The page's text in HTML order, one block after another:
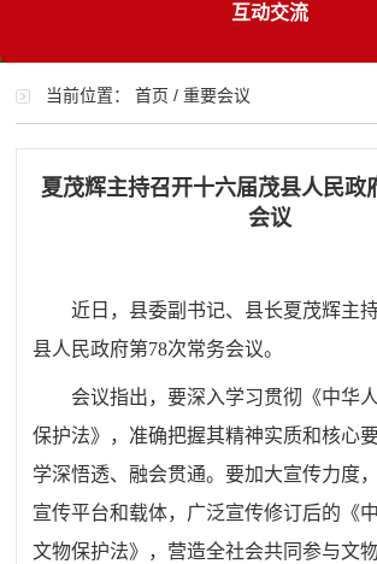
互动交流
当前位置：首页 /重要会议
夏茂辉主持召开十六届茂县人民政
会议
近日，县委副书记、县长夏茂辉主
县人民政府第78次常务会议。
会议指出，要深入学习贯彻《中华
保护法》，准确把握其精神实质和核心
学深悟透、融会贯通。要加大宣传力度
宣传平台和载体，广泛宣传修订后的《
文物保护法》，营造全社会共同参与文